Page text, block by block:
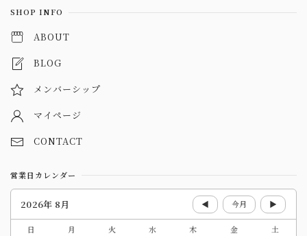
SHOP INFO
ABOUT
BLOG
メンバーシップ
マイページ
CONTACT
営業日カレンダー
2026年 8月 ◀ 今月 ▶
日 月 火 水 木 金
土